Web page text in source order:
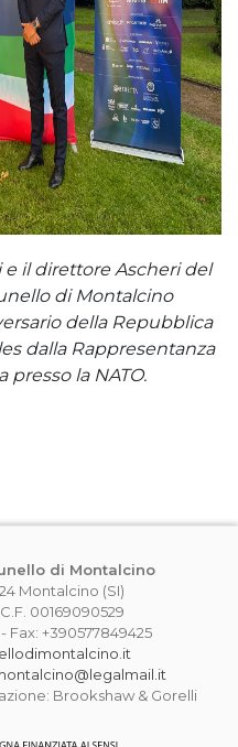
il direttore Ascheri del
di Montalcino
della Repubblica
dalla Rappresentanza
la NATO.
di Montalcino
Montalcino (SI)
00169090529
Fax: +390577849425
Brookshaw & Gorelli